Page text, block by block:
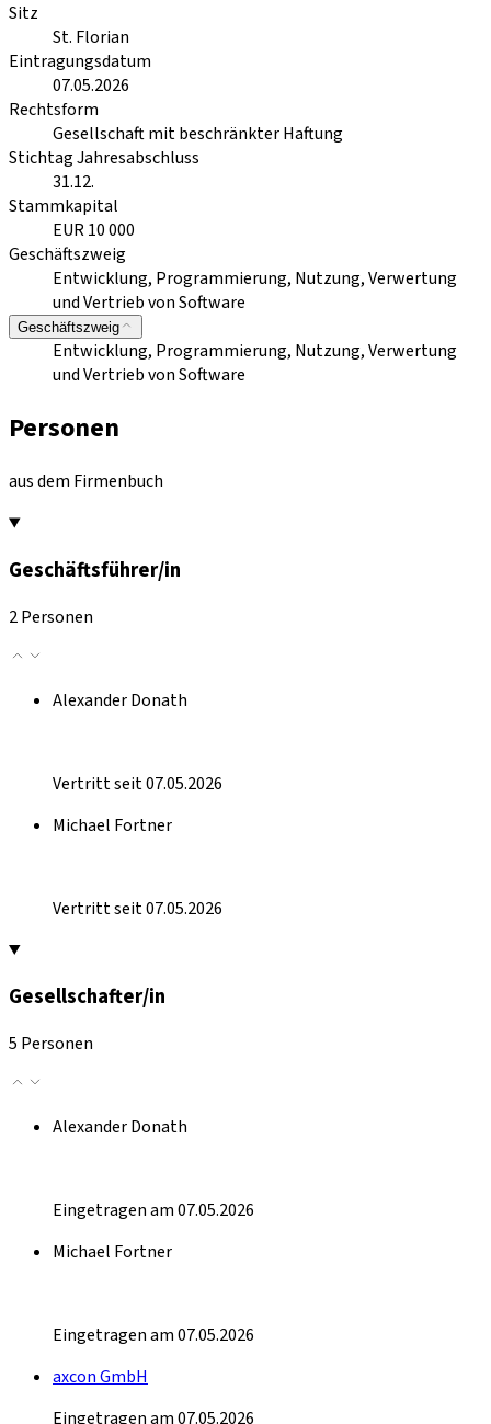
Sitz
St. Florian
Eintragungsdatum
07.05.2026
Rechtsform
Gesellschaft mit beschränkter Haftung
Stichtag Jahresabschluss
31.12.
Stammkapital
EUR 10 000
Geschäftszweig
Entwicklung, Programmierung, Nutzung, Verwertung
und Vertrieb von Software
Geschäftszweig
Entwicklung, Programmierung, Nutzung, Verwertung
und Vertrieb von Software
Personen
aus dem Firmenbuch
Geschäftsführer/in
2 Personen
Alexander Donath
Vertritt seit 07.05.2026
Michael Fortner
Vertritt seit 07.05.2026
Gesellschafter/in
5 Personen
Alexander Donath
Eingetragen am 07.05.2026
Michael Fortner
Eingetragen am 07.05.2026
axcon GmbH
Eingetragen am 07.05.2026